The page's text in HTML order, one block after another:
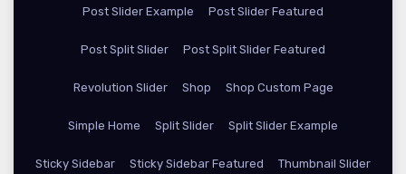
Post Slider Example Post Slider Featured
Post Split Slider Post Split Slider Featured
Revolution Slider Shop Shop Custom Page
Simple Home Split Slider Split Slider Example
Sticky Sidebar Sticky Sidebar Featured Thumbnail Slider